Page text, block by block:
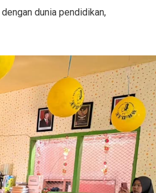
dunia pendidikan,